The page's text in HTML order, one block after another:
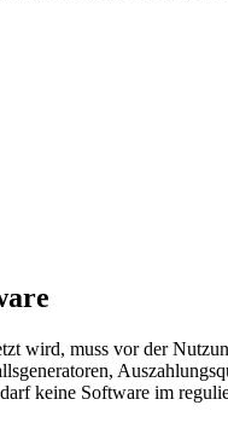
wird, muss vor der
keine Software im